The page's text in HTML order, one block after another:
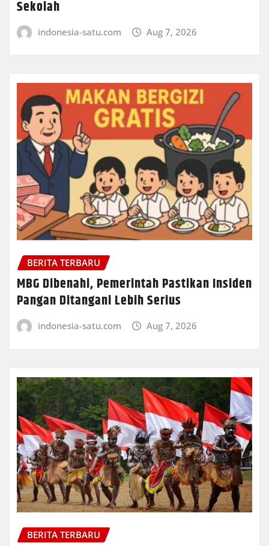
Sekolah
indonesia-satu.com Aug 7, 2026
BERITA TERBARU
MBG Dibenahi, Pemerintah Pastikan Insiden
Pangan Ditangani Lebih Serius
indonesia-satu.com Aug 7, 2026
BERITA TERBARU